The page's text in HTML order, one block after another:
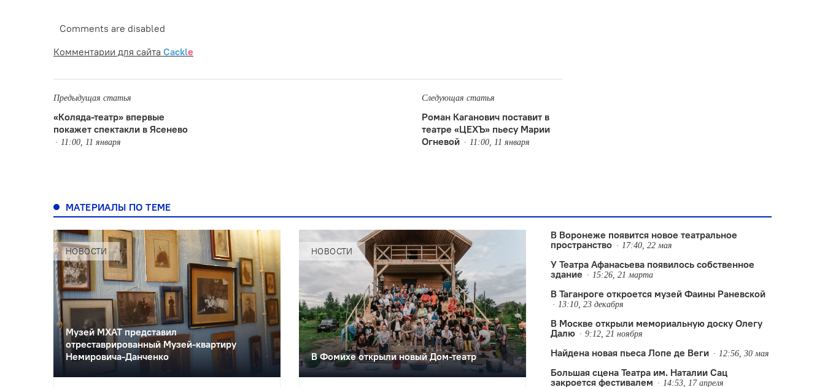
Comments are disabled
Комментарии для сайта Cackle
Предыдущая статья
«Коляда-театр» впервые
покажет спектакли в Ясенево
11:00, 11 января
Следующая статья
Роман Каганович поставит в
театре «ЦЕХЪ» пьесу Марии
Огневой
11:00, 11 января
МАТЕРИАЛЫ ПО ТЕМЕ
НОВОСТИ
Музей МХАТ представил
отреставрированный Музей-квартиру
Немировича-Данченко
НОВОСТИ
В Фомихе открыли новый Дом-театр
В Воронеже появится новое театральное
пространство
17:40, 22 мая
У Театра Афанасьева появилось собственное
здание
15:26, 21 марта
В Таганроге откроется музей Фаины Раневской
13:10, 23 декабря
В Москве открыли мемориальную доску Олегу
Далю
9:12, 21 ноября
Найдена новая пьеса Лопе де Веги 12:56, 30 мая
Большая сцена Театра им. Наталии Сац
закроется фестивалем
14:53, 17 апреля